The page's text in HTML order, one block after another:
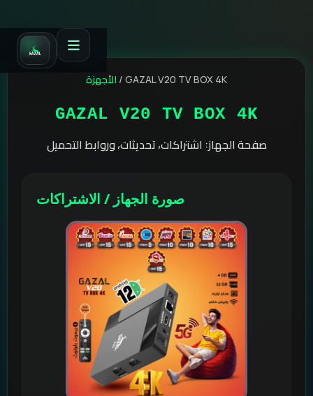
الأجهزة / GAZAL V20 TV BOX 4K
GAZAL V20 TV BOX 4K
صفحة الجهاز: اشتراكات، تحديثات، وروابط التحميل
صورة الجهاز / الاشتراكات